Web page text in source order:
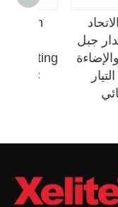
24 واط الاتحاد
جدار جبل
ITE & AV والإضاءة